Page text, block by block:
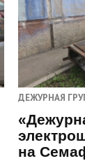
ДЕЖУРНАЯ
на